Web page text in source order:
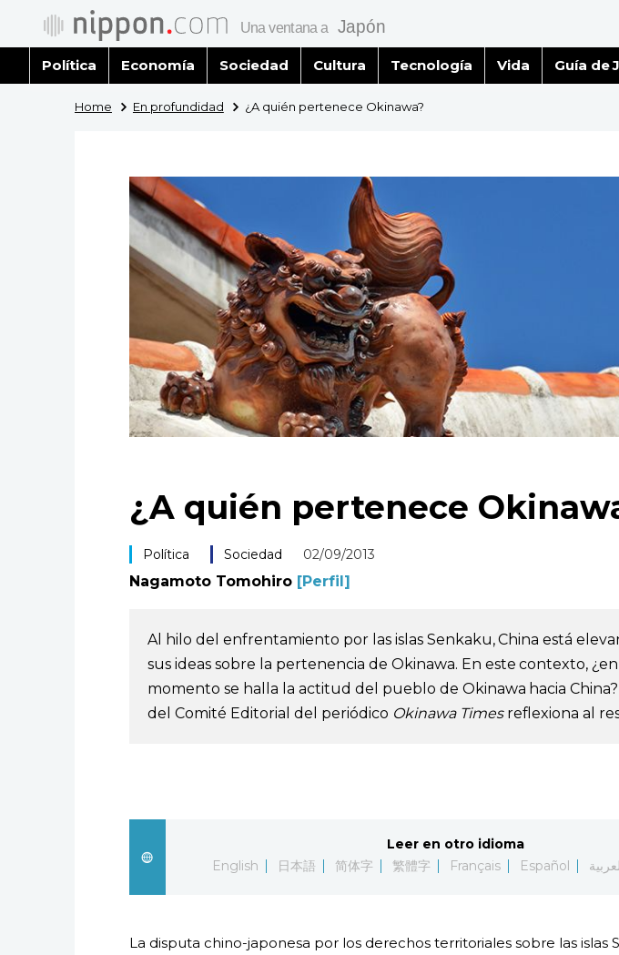
Política Economía Sociedad Cultura Tecnología Vida Guía de
Home En profundidad ¿A quién pertenece Okinawa?
¿A quién pertenece
Política Sociedad 02/09/2013
Nagamoto Tomohiro [Perfil]
Al hilo del enfrentamiento por las islas Senkaku, China está
sus ideas sobre la pertenencia de Okinawa. En este contexto,
momento se halla la actitud del pueblo de Okinawa hacia
del Comité Editorial del periódico Okinawa Timesreflexiona al
Leer en otro idioma
English
日本語 简体字 繁體字 Français Español
La disputa chino-japonesa por los derechos territoriales sobre las islas